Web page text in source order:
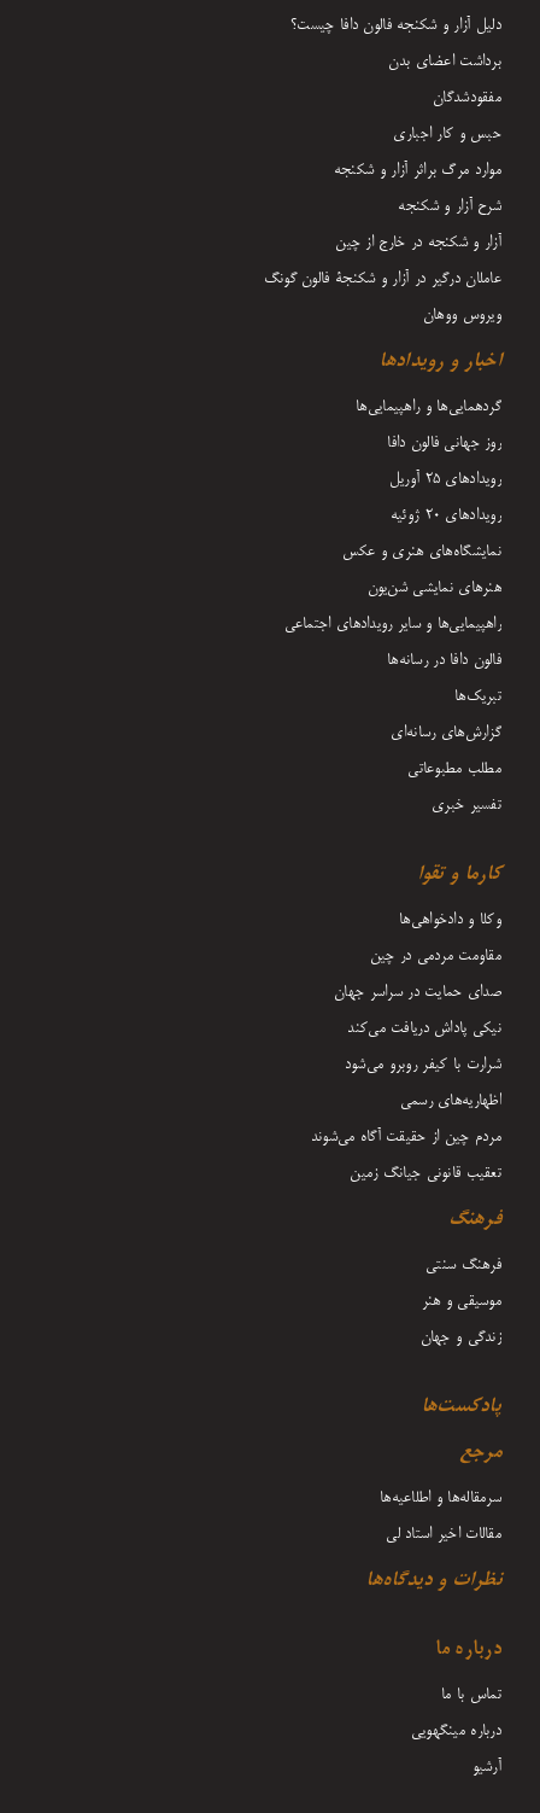
دلیل آزار و شکنجه فالون دافا چیست؟
برداشت اعضای بدن
مفقودشدگان
حبس و کار اجباری
موارد مرگ براثر آزار و شکنجه
شرح آزار و شکنجه
آزار و شکنجه در خارج از چین
عاملان درگیر در آزار و شکنجۀ فالون گونگ
ویروس ووهان
اخبار و رویدادها
گردهمایی‌ها و راهپیمایی‌ها
روز جهانی فالون دافا
رویدادهای ۲۵ آوریل
رویدادهای ۲۰ ژوئیه
نمایشگاه‌های هنری و عکس
هنرهای نمایشی شن‌یون
راهپیمایی‌ها و سایر رویدادهای اجتماعی
فالون دافا در رسانه‌ها
تبریک‌ها
گزارش‌های رسانه‌ای
مطلب مطبوعاتی
تفسیر خبری
کارما و تقوا
وکلا و دادخواهی‌ها
مقاومت مردمی در چین
صدای حمایت در سراسر جهان
نیکی پاداش دریافت می‌کند
شرارت با کیفر روبرو می‌شود
اظهاریه‌های رسمی
مردم چین از حقیقت آگاه می‌شوند
تعقیب قانونی جیانگ زمین
فرهنگ
فرهنگ سنتی
موسیقی و هنر
زندگی و جهان
پادکست‌ها
مرجع
سرمقاله‌ها و اطلاعیه‌ها
مقالات اخیر استاد لی
نظرات و دیدگاه‌ها
درباره ما
تماس با ما
درباره مینگهویی
آرشیو